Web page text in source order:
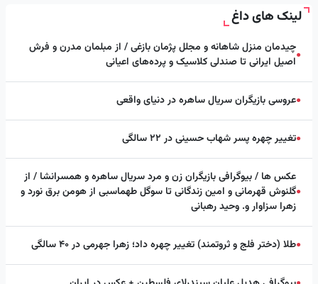
لینک های داغ
●چیدمان منزل شاهانه و مجلل پژمان بازغی / از مبلمان مدرن و فرش
اصیل ایرانی تا صندلی کلاسیک و پرده‌های اعیانی
●عروسی بازیگران سریال ساهره در دنیای واقعی
●تغییر چهره پسر شهاب حسینی در ۲۲ سالگی
●
عکس ها / بیوگرافی بازیگران زن و مرد سریال ساهره و همسرانشا / از
گلنوش قهرمانی و امین زندگانی تا سوگل طهماسبی از هومن برق نورد و
زهرا سزاوار و. وحید رهبانی
●طلا (دختر فلج و ثروتمند) تغییر چهره داد؛ زهرا جهرمی در ۴۰ سالگی